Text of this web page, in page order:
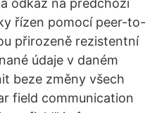
odkaz na předchozí
řízen pomocí peer-to-
přirozeně rezistentní
údaje v daném
beze změny všech
field communication